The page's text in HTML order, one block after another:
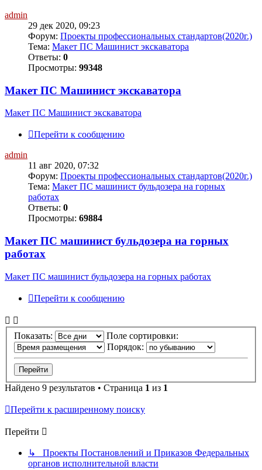
admin
29 дек 2020, 09:23
Форум: Проекты профессиональных стандартов(2020г.)
Тема: Макет ПС Машинист экскаватора
Ответы: 0
Просмотры: 99348
Макет ПС Машинист экскаватора
Макет ПС Машинист экскаватора
Перейти к сообщению
admin
11 авг 2020, 07:32
Форум: Проекты профессиональных стандартов(2020г.)
Тема: Макет ПС машинист бульдозера на горных
работах
Ответы: 0
Просмотры: 69884
Макет ПС машинист бульдозера на горных
работах
Макет ПС машинист бульдозера на горных работах
Перейти к сообщению
Показать:
Поле сортировки:
Порядок:
Найдено 9 результатов • Страница 1 из 1
Перейти к расширенному поиску
Перейти
↳ Проекты Постановлений и Приказов Федеральных
органов исполнительной власти